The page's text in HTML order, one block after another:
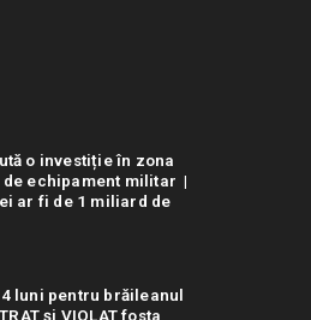
o investiție în zona
echipament militar |
ar fi de 1 miliard de
4 luni pentru brăileanul
și VIOLAT fosta